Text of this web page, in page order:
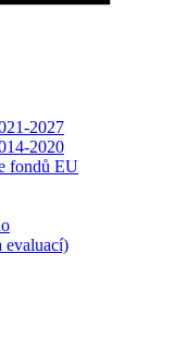
2027
2020
fondů EU
evaluací)